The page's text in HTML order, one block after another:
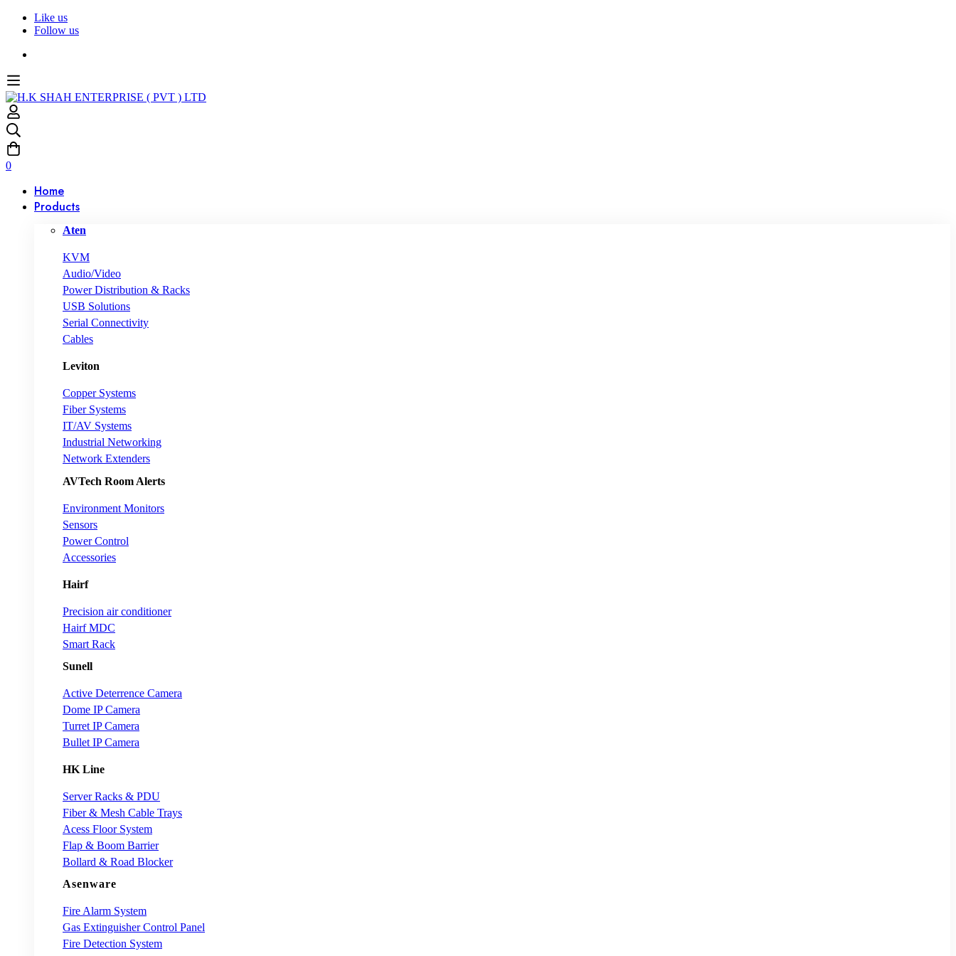
Like us
Follow us
0
Home
Products
Aten
KVM
Audio/Video
Power Distribution & Racks
USB Solutions
Serial Connectivity
Cables
Leviton
Copper Systems
Fiber Systems
IT/AV Systems
Industrial Networking
Network Extenders
AVTech Room Alerts
Environment Monitors
Sensors
Power Control
Accessories
Hairf
Precision air conditioner
Hairf MDC
Smart Rack
Sunell
Active Deterrence Camera
Dome IP Camera
Turret IP Camera
Bullet IP Camera
HK Line
Server Racks & PDU
Fiber & Mesh Cable Trays
Acess Floor System
Flap & Boom Barrier
Bollard & Road Blocker
Asenware
Fire Alarm System
Gas Extinguisher Control Panel
Fire Detection System